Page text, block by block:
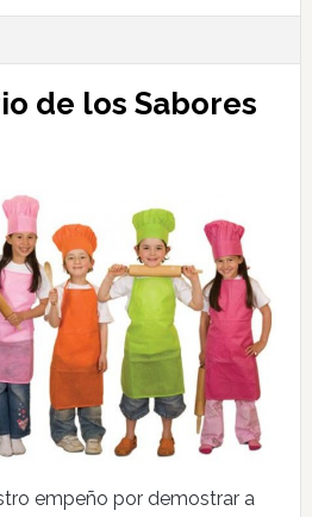
de los Sabores
empeño por demostrar a